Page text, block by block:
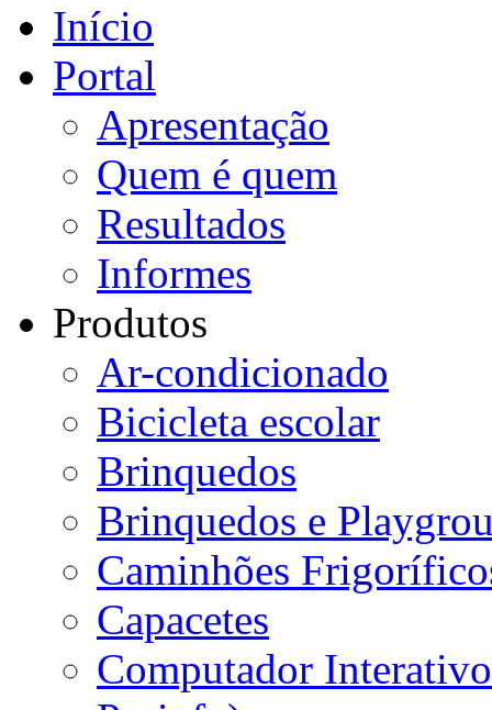
Início
Portal
Apresentação
Quem é quem
Resultados
Informes
Produtos
Ar-condicionado
Bicicleta escolar
Brinquedos
Brinquedos e
Caminhões
Capacetes
Computador